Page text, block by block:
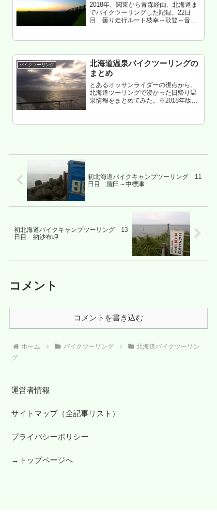
2018年、関東から青森経由、北海道ま
でバイクツーリングした記録。22日
目 曇り走行ルート枝幸～歌登～音威
バイクツーリング
北海道温泉バイクツーリングの
まとめ
とあるオッサンライダーの視点から、
北海道ツーリングで浸かった日帰り温
泉情報をまとめてみた。※2018年版に
初北海道バイクキャンプツーリング 11
日目 羅臼～中標津
初北海道バイクキャンプツーリング 13
日目 納沙布岬
コメント
コメントを書き込む
ホーム バイクツーリング
北海道バイクツーリン
グ
運営者情報
サイトマップ（全記事リスト）
プライバシーポリシー
→トップページへ